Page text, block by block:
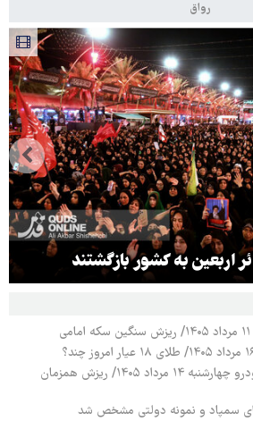
رواق
قیمت محصولات ایران خودرو چهارشنبه ۱۴ مرداد ۱۴۰۵/ ریزش همزمان
سمپاد و نمونه دولتی مشخص شد